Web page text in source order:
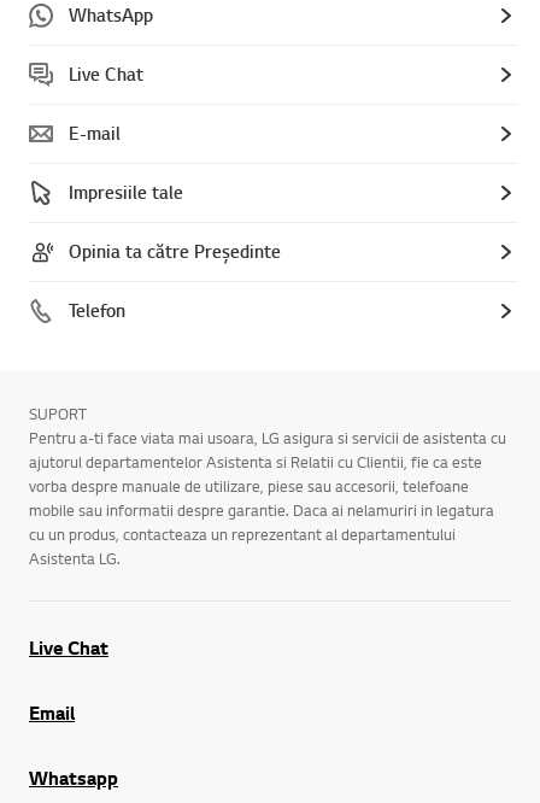
WhatsApp
Live Chat
E-mail
Impresiile tale
Opinia ta către Președinte
Telefon
SUPORT
Pentru a-ti face viata mai usoara, LG asigura si servicii de asistenta cu
ajutorul departamentelor Asistenta si Relatii cu Clientii, fie ca este
vorba despre manuale de utilizare, piese sau accesorii, telefoane
mobile sau informatii despre garantie. Daca ai nelamuriri in legatura
cu un produs, contacteaza un reprezentant al departamentului
Asistenta LG.
Live Chat
Email
Whatsapp